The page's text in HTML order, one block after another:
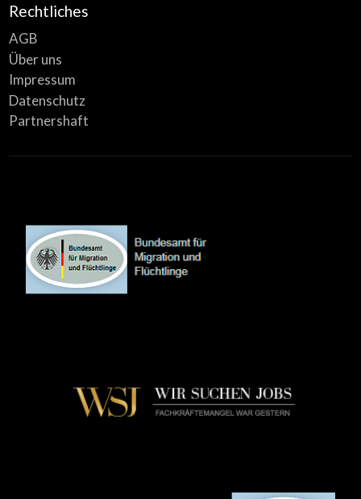
Rechtliches
AGB
Über uns
Impressum
Datenschutz
Partnershaft